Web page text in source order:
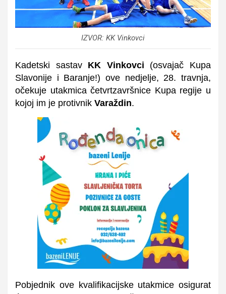
IZVOR: KK Vinkovci
Kadetski sastavKK Vinkovci (osvajač Kupa
Slavonije i Baranje!) ove nedjelje, 28. travnja,
očekuje utakmica četvrtzavršnice Kupa regije u
kojoj im je protivnik Varaždin.
Pobjednik ove kvalifikacijske utakmice osigurat